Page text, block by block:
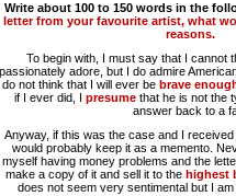
Write about 100 to 150 words in the
letter from your favourite artist, what
reasons.
To begin with, I must say that I cannot
passionately adore, but I do admire
do not think that I will ever be brave
if I ever did, I presumethat he is not the
answer back to a
Anyway, if this was the case and I received
would probably keep it as a memento.
myself having money problems and the
make a copy of it and sell it to the highest
does not seem very sentimental but I